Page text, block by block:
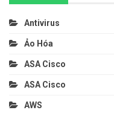
Antivirus
Ảo Hóa
ASA Cisco
ASA Cisco
AWS